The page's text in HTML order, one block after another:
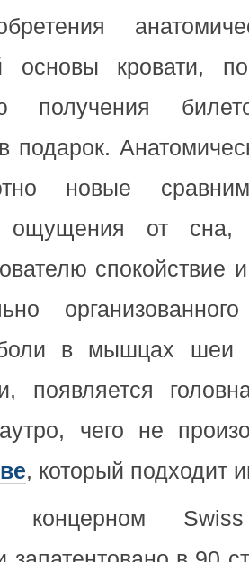
основы кровати,
получения
подарок.
новые
ощущения от сна,
спокойствие
в мышцах шеи
появляется
чего не
, который подходит
концерном